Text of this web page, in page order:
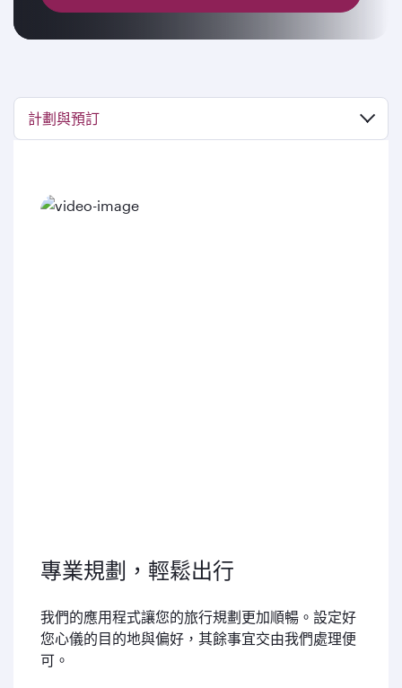
計劃與預訂
專業規劃，輕鬆出行
我們的應用程式讓您的旅行規劃更加順暢。設定好
您心儀的目的地與偏好，其餘事宜交由我們處理便
可。